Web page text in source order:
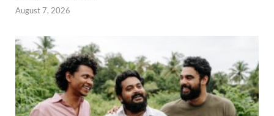
August 7, 2026